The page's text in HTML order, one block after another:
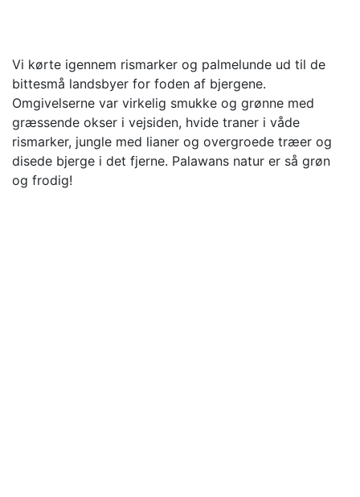
Vi kørte igennem rismarker og palmelunde ud til de
bittesmå landsbyer for foden af bjergene.
Omgivelserne var virkelig smukke og grønne med
græssende okser i vejsiden, hvide traner i våde
rismarker, jungle med lianer og overgroede træer og
disede bjerge i det fjerne. Palawans natur er så grøn
og frodig!